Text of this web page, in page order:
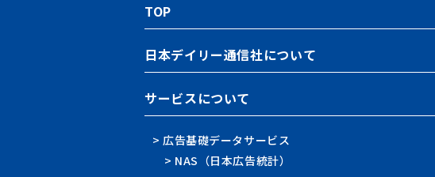
TOP
日本デイリー通信社について
サービスについて
> 広告基礎データサービス
> NAS（日本広告統計）